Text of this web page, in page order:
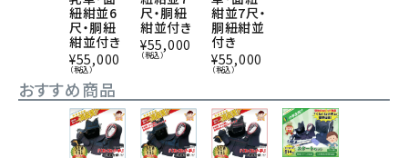
紐紺並6
尺・胴紐
紺並付き
¥55,000
（税込）
尺・胴紐
紺並付き
¥55,000
（税込）
紺並7尺・
胴紐紺並
付き
¥55,000
（税込）
おすすめ商品